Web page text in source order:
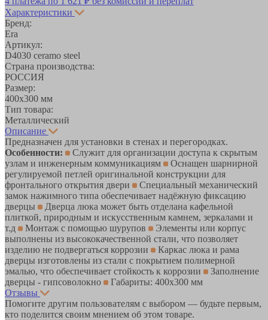
Характеристики
Бренд:
Era
Артикул:
D4030 ceramo steel
Страна производства:
РОССИЯ
Размер:
400х300 мм
Тип товара:
Металлический
Описание
Предназначен для установки в стенах и перегородках.
Особенности:
Служит для организации доступа к скрытым
узлам и инженерным коммуникациям
Оснащен шарнирной
регулируемой петлей оригинальной конструкции для
фронтального открытия двери
Специальный механический
замок нажимного типа обеспечивает надёжную фиксацию
дверцы
Дверца люка может быть отделана кафельной
плиткой, природным и искусственным камнем, зеркалами и
т.д
Монтаж с помощью шурупов
Элементы или корпус
выполнены из высококачественной стали, что позволяет
изделию не подвергаться коррозии
Каркас люка и рама
дверцы изготовлены из стали с покрытием полимерной
эмалью, что обеспечивает стойкость к коррозии
Заполнение
дверцы - гипсоволокно
Габариты: 400х300 мм
Отзывы
Помогите другим пользователям с выбором — будьте первым,
кто поделится своим мнением об этом товаре.